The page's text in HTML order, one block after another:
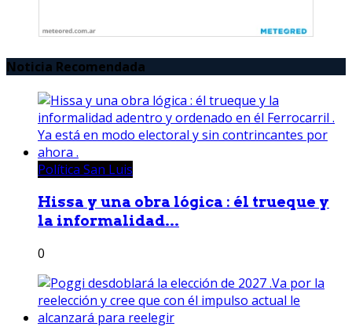
Noticia Recomendada
Política San Luis
Hissa y una obra lógica : él trueque y
la informalidad...
0